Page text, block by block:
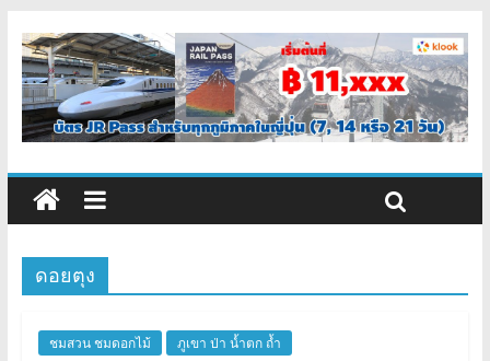
ดอยตุง
ชมสวน ชมดอกไม้ ภูเขา ป่า น้ำตก ถ้ำ